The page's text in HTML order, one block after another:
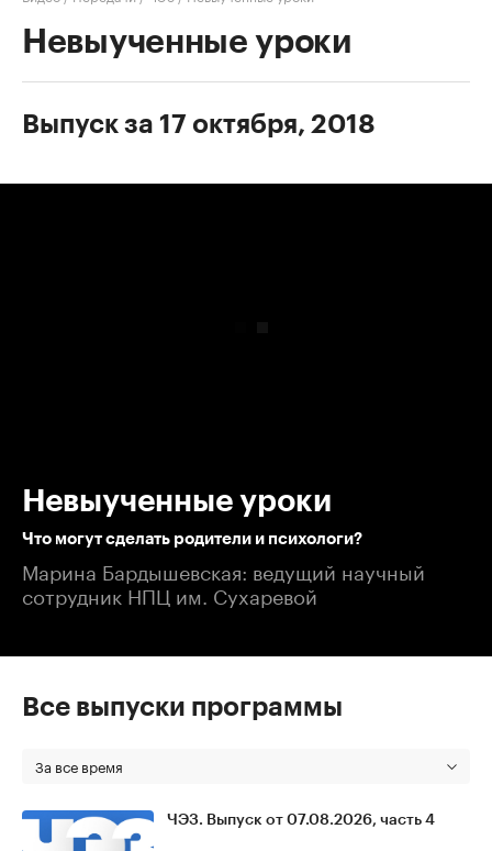
Невыученные уроки
Выпуск за 17 октября, 2018
Невыученные уроки
Что могут сделать родители и психологи?
Марина Бардышевская: ведущий научный
сотрудник НПЦ им. Сухаревой
Все выпуски программы
За все время
ЧЭЗ. Выпуск от 07.08.2026, часть 4